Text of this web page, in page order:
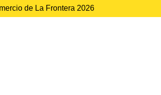
de La Frontera 2026